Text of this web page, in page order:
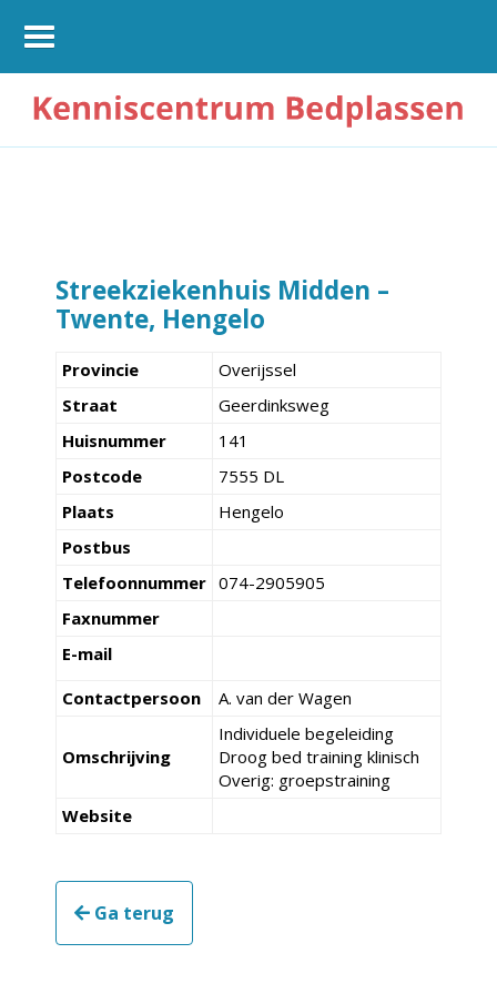
Streekziekenhuis Midden –
Twente, Hengelo
Provincie
Overijssel
Straat
Geerdinksweg
Huisnummer
141
Postcode
7555 DL
Plaats
Hengelo
Postbus
Telefoonnummer 074-2905905
Faxnummer
E-mail
Contactpersoon
A. van der Wagen
Omschrijving
Individuele begeleiding
Droog bed training klinisch
Overig: groepstraining
Website
Ga terug